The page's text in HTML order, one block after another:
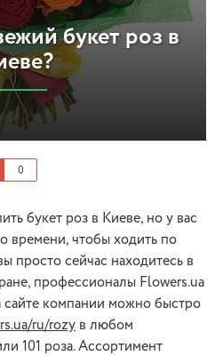
букет роз в
0
букет роз в Киеве, но у вас
времени, чтобы ходить по
просто сейчас находитесь в
профессионалы Flowers.ua
компании можно быстро
ru/rozy в любом
101 роза. Ассортимент